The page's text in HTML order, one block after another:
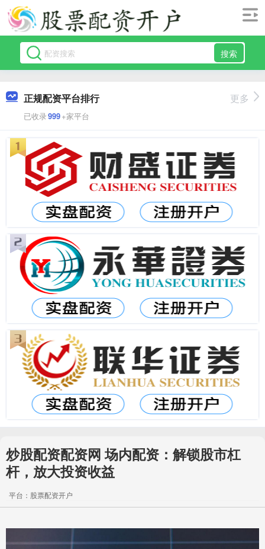
搜索
正规配资平台排行
已收录999+家平台
更多
炒股配资配资网 场内配资：解锁股市杠
杆，放大投资收益
平台：股票配资开户